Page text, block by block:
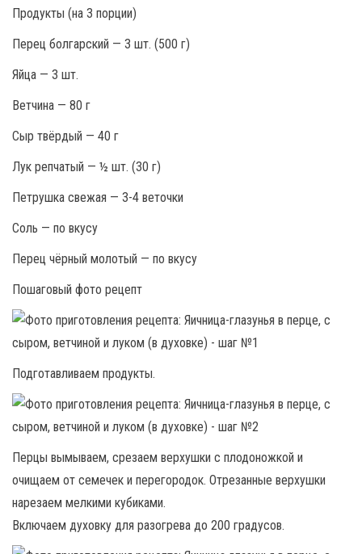
Продукты (на 3 порции)
Перец болгарский — 3 шт. (500 г)
Яйца — 3 шт.
Ветчина — 80 г
Сыр твёрдый — 40 г
Лук репчатый — ½ шт. (30 г)
Петрушка свежая — 3-4 веточки
Соль — по вкусу
Перец чёрный молотый — по вкусу
Пошаговый фото рецепт
Подготавливаем продукты.
Перцы вымываем, срезаем верхушки с плодоножкой и
очищаем от семечек и перегородок. Отрезанные верхушки
нарезаем мелкими кубиками.
Включаем духовку для разогрева до 200 градусов.